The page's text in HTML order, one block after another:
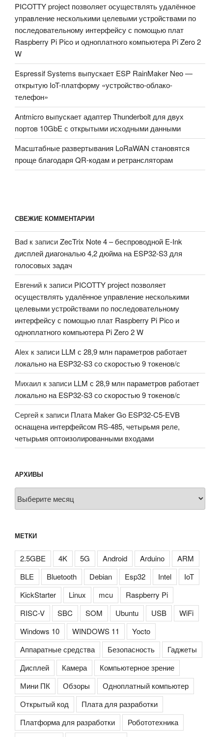
PICOTTY project позволяет осуществлять удалённое
управление несколькими целевыми устройствами по
последовательному интерфейсу с помощью плат
Raspberry Pi Pico и одноплатного компьютера Pi Zero 2
W
Espressif Systems выпускает ESP RainMaker Neo —
открытую IoT-платформу «устройство-облако-
телефон»
Antmicro выпускает адаптер Thunderbolt для двух
портов 10GbE с открытыми исходными данными
Масштабные развертывания LoRaWAN становятся
проще благодаря QR-кодам и ретрансляторам
СВЕЖИЕ КОММЕНТАРИИ
Bad к записиZecTrix Note 4 – беспроводной E-Ink
дисплей диагональю 4,2 дюйма на ESP32-S3 для
голосовых задач
Евгений к записи PICOTTY project позволяет
осуществлять удалённое управление несколькими
целевыми устройствами по последовательному
интерфейсу с помощью плат Raspberry Pi Pico и
одноплатного компьютера Pi Zero 2 W
Alex к записи LLM с 28,9 млн параметров работает
локально на ESP32-S3 со скоростью 9 токенов/с
Михаил к записи LLM с 28,9 млн параметров работает
локально на ESP32-S3 со скоростью 9 токенов/с
Сергей к записи Плата Maker Go ESP32-C5-EVB
оснащена интерфейсом RS-485, четырьмя реле,
четырьмя оптоизолированными входами
АРХИВЫ
МЕТКИ
2.5GBE 4K 5G Android Arduino
ARM
BLE
Bluetooth Debian Esp32 Intel
IoT
KickStarter
Linux mcu
Raspberry Pi
RISC-V
SBC SOM Ubuntu USB
WiFi
Windows 10
WINDOWS 11
Yocto
Аппаратные средства
Безопасность
Гаджеты
Дисплей
Камера
Компьютерное зрение
Мини ПК
Обзоры
Одноплатный компьютер
Открытый код
Плата для разработки
Платформа для разработки
Робототехника